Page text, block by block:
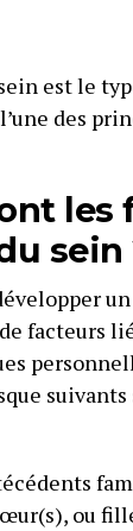
est le
des
les
sein
facteurs
ou